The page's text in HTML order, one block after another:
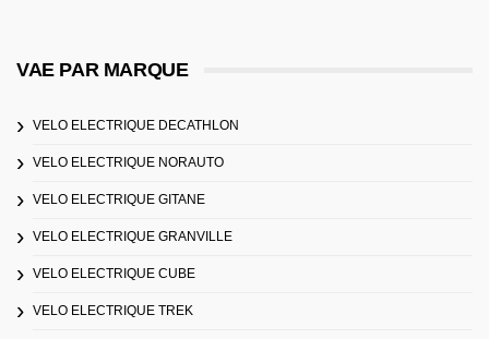
VAE PAR MARQUE
VELO ELECTRIQUE DECATHLON
VELO ELECTRIQUE NORAUTO
VELO ELECTRIQUE GITANE
VELO ELECTRIQUE GRANVILLE
VELO ELECTRIQUE CUBE
VELO ELECTRIQUE TREK